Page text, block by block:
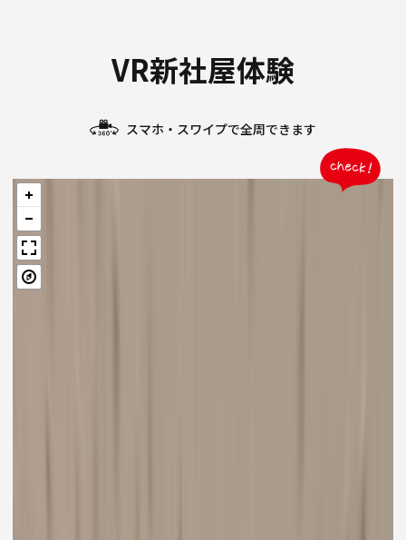
VR新社屋体験
スマホ・スワイプで全周できます